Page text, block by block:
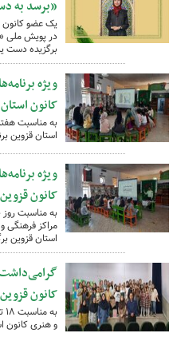
«برسد به
یک عضو کانون
در پویش ملی
برگزیده دست
ویژه
کانون
به مناسبت
استان قزوین
ویژه
کانون قزوین
به مناسبت روز
مراکز فرهنگی
استان قزوین
گرامی‌داشت
کانون قزوین
و هنری کانون